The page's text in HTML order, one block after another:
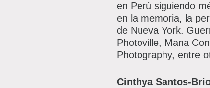
en Perú siguiendo
en la memoria, la
de Nueva York.
Photoville, Mana
Photography, entre
Cinthya Santos-